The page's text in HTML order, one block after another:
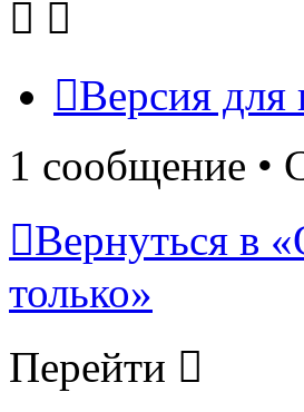
Версия для
1 сообщение •
Вернуться в
только»
Перейти